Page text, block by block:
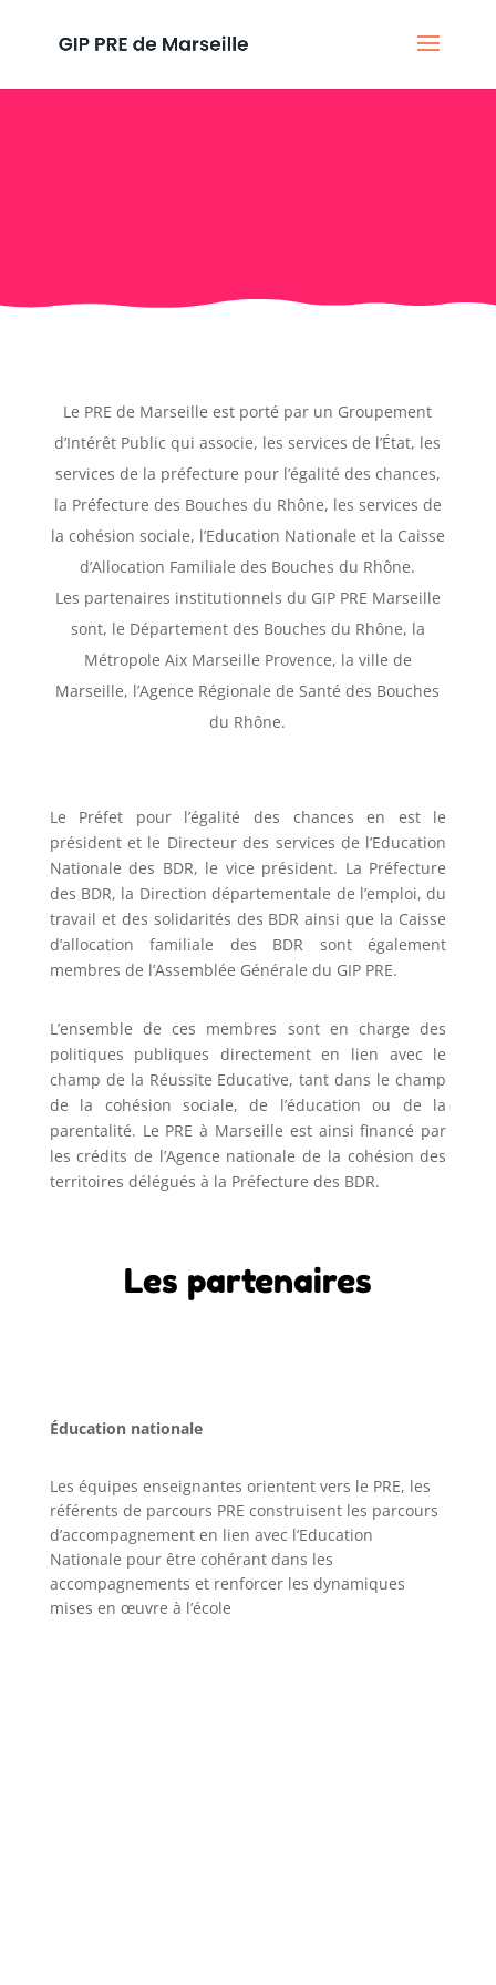
Le PRE de Marseille est porté par un Groupement
d’Intérêt Public qui associe, les services de l’État, les
services de la préfecture pour l’égalité des chances,
la Préfecture des Bouches du Rhône, les services de
la cohésion sociale, l’Education Nationale et la Caisse
d’Allocation Familiale des Bouches du Rhône.
Les partenaires institutionnels du GIP PRE Marseille
sont, le Département des Bouches du Rhône, la
Métropole Aix Marseille Provence, la ville de
Marseille, l’Agence Régionale de Santé des Bouches
du Rhône.
Le Préfet pour l’égalité des chances en est le
président et le Directeur des services de l’Education
Nationale des BDR, le vice président. La Préfecture
des BDR, la Direction départementale de l’emploi, du
travail et des solidarités des BDR ainsi que la Caisse
d’allocation familiale des BDR sont également
membres de l’Assemblée Générale du GIP PRE.
L’ensemble de ces membres sont en charge des
politiques publiques directement en lien avec le
champ de la Réussite Educative, tant dans le champ
de la cohésion sociale, de l’éducation ou de la
parentalité. Le PRE à Marseille est ainsi financé par
les crédits de l’Agence nationale de la cohésion des
territoires délégués à la Préfecture des BDR.
Les partenaires
Éducation nationale
Les équipes enseignantes orientent vers le PRE, les
référents de parcours PRE construisent les parcours
d’accompagnement en lien avec l’Education
Nationale pour être cohérant dans les
accompagnements et renforcer les dynamiques
mises en œuvre à l’école